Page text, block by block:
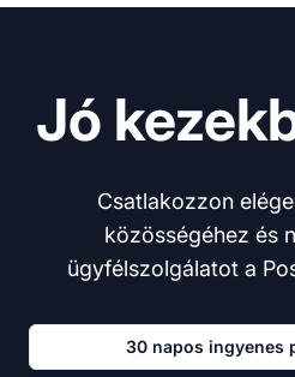
Jó
Csatlakozzon
közösségéhez és
ügyfélszolgálatot a
30 napos ingyenes